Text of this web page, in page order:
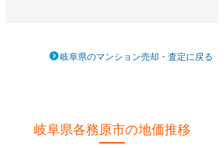
岐阜県のマンション売却・査定に戻る
岐阜県各務原市の地価推移